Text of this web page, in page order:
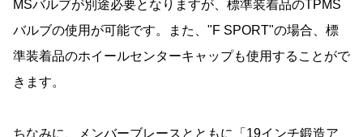
MSバルブが別途必要となりますが、標準装着品のTPMS
バルブの使用が可能です。また、"F SPORT"の場合、標
準装着品のホイールセンターキャップも使用することがで
きます。
ちなみに、メンバーブレースとともに「19インチ鍛造ア